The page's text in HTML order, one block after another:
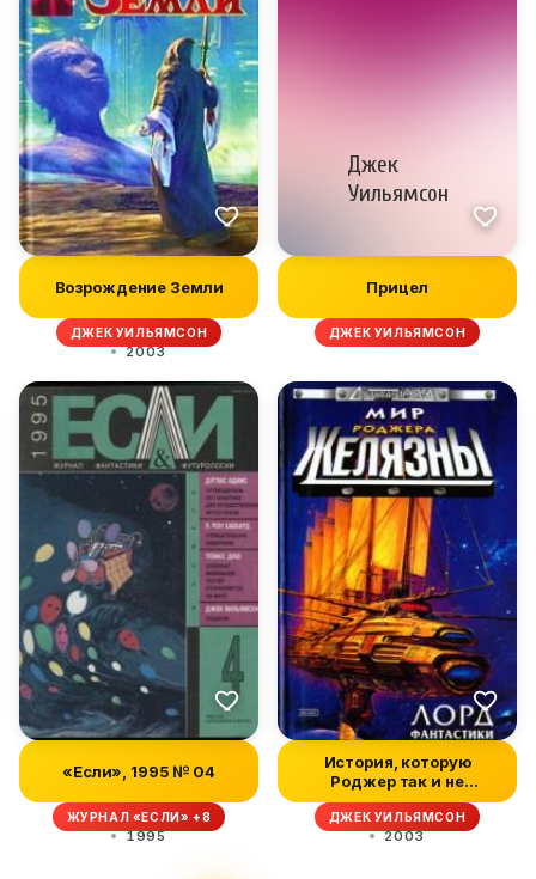
Возрождение Земли
ДЖЕК УИЛЬЯМСОН
2003
Прицел
ДЖЕК УИЛЬЯМСОН
«Если», 1995 № 04
ЖУРНАЛ «ЕСЛИ» +8
1995
История, которую
Роджер так и не
рассказал
ДЖЕК УИЛЬЯМСОН
2003